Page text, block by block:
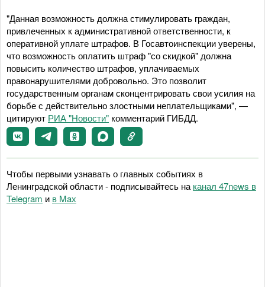
"Данная возможность должна стимулировать граждан,
привлеченных к административной ответственности, к
оперативной уплате штрафов. В Госавтоинспекции уверены,
что возможность оплатить штраф "со скидкой" должна
повысить количество штрафов, уплачиваемых
правонарушителями добровольно. Это позволит
государственным органам сконцентрировать свои усилия на
борьбе с действительно злостными неплательщиками", —
цитируют РИА "Новости" комментарий ГИБДД.
Чтобы первыми узнавать о главных событиях в
Ленинградской области - подписывайтесь на канал 47news в
Telegram и в Maх